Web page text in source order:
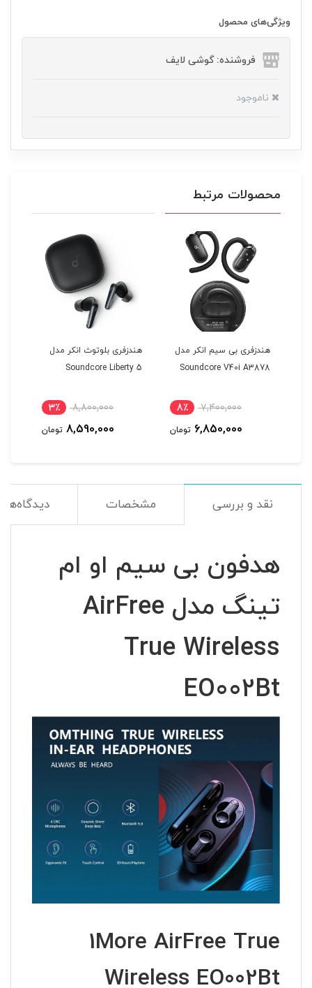
ویژگی‌های محصول
فروشنده: گوشی لایف
ناموجود
محصولات مرتبط
هندزفری بی سیم انکر مدل
Soundcore V40i A3878
7,400,000 8٪
6,850,000 تومان
هندزفری بلوتوث انکر مدل
Soundcore Liberty 5
8,800,000 3٪
8,590,000 تومان
نقد و بررسی مشخصات دیدگاه‌ها
هدفون بی سیم او ام
تینگ مدل AirFree
True Wireless
EO002Bt
1More AirFree True
Wireless EO002Bt